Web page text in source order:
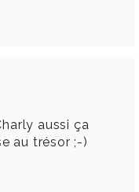
aussi ça
au trésor ;-)